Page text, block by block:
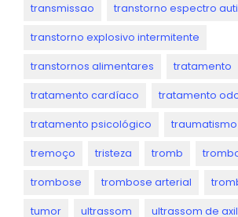
transmissao transtorno espectro
transtorno explosivo intermitente
transtornos alimentares tratamento
tratamento cardíaco tratamento
tratamento psicológico
tremoço tristeza tromb
trombose trombose arterial
tumor ultrassom ultrassom de